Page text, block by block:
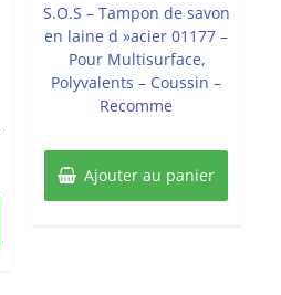
S.O.S – Tampon de savon
en laine d »acier 01177 –
Pour Multisurface,
Polyvalents – Coussin –
Recomme
Ajouter au panier